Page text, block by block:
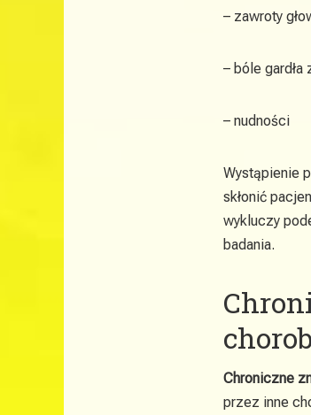
– zawroty
– bóle gardła
– nudności
Wystąpienie
skłonić
wykluczy
badania.
Chroniczne
przez inne